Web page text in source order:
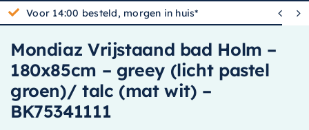
Toiletten
Spiegels
Kranen
Douche
 
Mondiaz Vrijstaand bad Holm –
180x85cm – greey (licht pastel
groen)/ talc (mat wit) –
BK75341111